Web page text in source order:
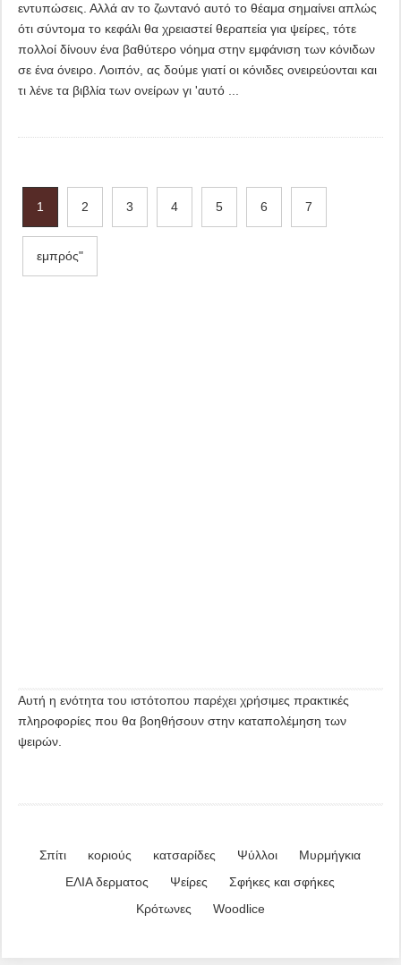
εντυπώσεις. Αλλά αν το ζωντανό αυτό το θέαμα σημαίνει απλώς
ότι σύντομα το κεφάλι θα χρειαστεί θεραπεία για ψείρες, τότε
πολλοί δίνουν ένα βαθύτερο νόημα στην εμφάνιση των κόνιδων
σε ένα όνειρο. Λοιπόν, ας δούμε γιατί οι κόνιδες ονειρεύονται και
τι λένε τα βιβλία των ονείρων γι 'αυτό ...
1 2 3 4 5 6 7
εμπρός"
Αυτή η ενότητα του ιστότοπου παρέχει χρήσιμες πρακτικές
πληροφορίες που θα βοηθήσουν στην καταπολέμηση των
ψειρών.
Σπίτι κοριούς κατσαρίδες Ψύλλοι
Μυρμήγκια
ΕΛΙΑ δερματος
Ψείρες
Σφήκες και σφήκες
Κρότωνες
Woodlice